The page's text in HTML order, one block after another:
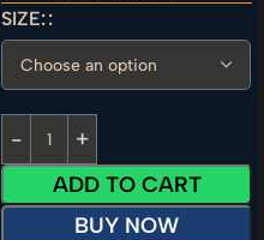
SIZE:
ADD TO CART
BUY NOW